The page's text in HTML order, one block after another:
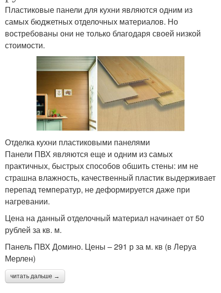
Пластиковые панели для кухни являются одним из
самых бюджетных отделочных материалов. Но
востребованы они не только благодаря своей низкой
стоимости.
Отделка кухни пластиковыми панелями
Панели ПВХ являются еще и одним из самых
практичных, быстрых способов обшить стены: им не
страшна влажность, качественный пластик выдерживает
перепад температур, не деформируется даже при
нагревании.
Цена на данный отделочный материал начинает от 50
рублей за кв. м.
Панель ПВХ Домино. Цены – 291 р за м. кв (в Леруа
Мерлен)
читать дальше →